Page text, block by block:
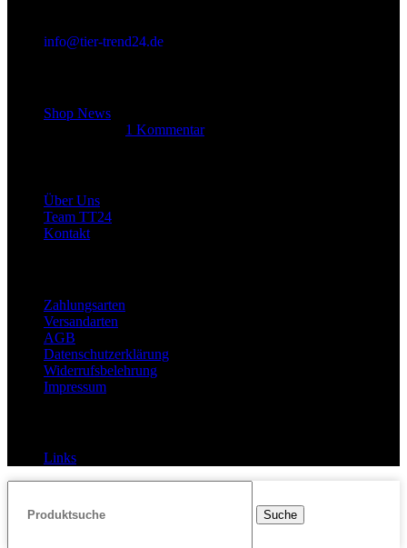
info@tier-trend24.de
Shop News
1 Kommentar
Über Uns
Team TT24
Kontakt
Zahlungsarten
Versandarten
AGB
Datenschutzerklärung
Widerrufsbelehrung
Impressum
Links
Suche